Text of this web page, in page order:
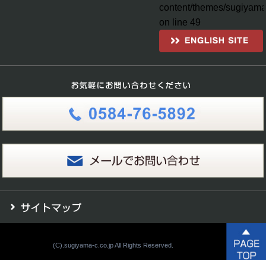
content/themes/
on line 49
(C).sugiyama-c.co.jp All Rights Reserved.